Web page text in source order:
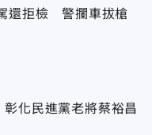
還拒檢 警攔車拔槍
化民進黨老將蔡裕昌